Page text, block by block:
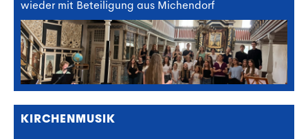
wieder mit Beteiligung aus Michendorf
KIRCHENMUSIK